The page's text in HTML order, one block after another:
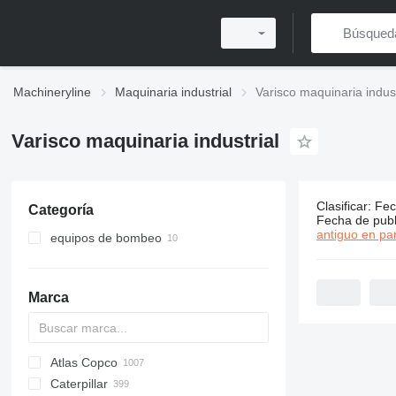
Machineryline Maquinaria industrial Varisco maquinaria
Varisco maquinaria industrial
Categoría
equipos de bombeo
Marca
PDS
APD
AB
Ensis
Pega
VZ
AG3
Atlas Copco
DrillAir
QAS
PDP
E-series
B-series
BM
GFS
VT
Rover
PA
Airpure
BySprint Fiber
CK
SR
Caterpillar
10
Clasificar:
Fecha de
antiguo en